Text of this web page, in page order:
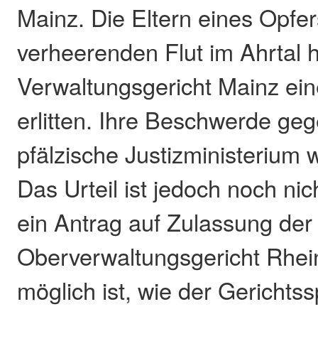
Mainz. Die Eltern eines
verheerenden Flut im Ahrtal
Verwaltungsgericht Mainz
erlitten. Ihre Beschwerde
pfälzische Justizministerium
Das Urteil ist jedoch noch
ein Antrag auf Zulassung
Oberverwaltungsgericht
möglich ist, wie der